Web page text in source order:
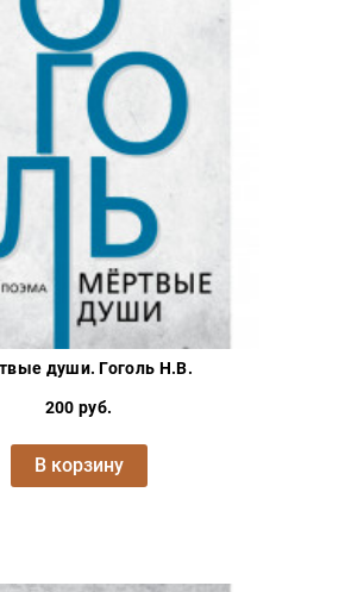
души. Гоголь Н.В.
200 руб.
В корзину